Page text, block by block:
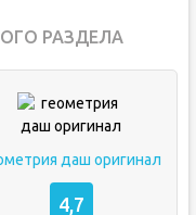
РАЗДЕЛА
даш оригинал
4,7